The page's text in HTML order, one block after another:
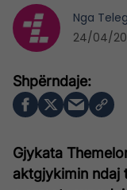
Gjykata
aktgjykimin ndaj
Nga
24/04/